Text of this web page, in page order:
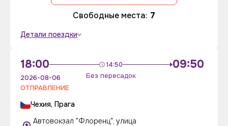
Свободные места: 7
Детали поездки
18:00 14:50
Без пересадок
09:50
2026-08-06
ОТПРАВЛЕНИЕ
Чехия, Прага
Автовокзал "Флоренц", улица